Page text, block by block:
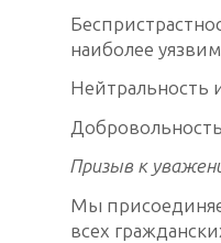
наиболее
Нейтральность
Призыв к
Мы
всех